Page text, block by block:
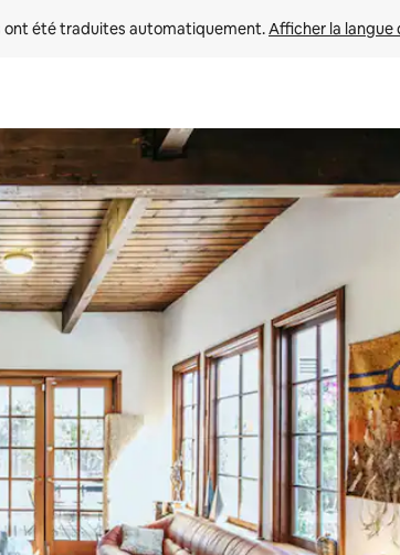
ont été traduites automatiquement. Afficher la langue
le bas pour les parcourir ou en appuyant et en